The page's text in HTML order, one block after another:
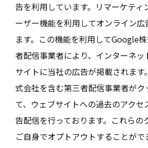
告を利用しています。リマーケティ
ーザー機能を利用してオンライン広
ます。この機能を利用してGoogle
者配信事業者により、インターネッ
サイトに当社の広告が掲載されま
式会社を含む第三者配信事業者がク
て、ウェブサイトへの過去のアクセ
告配信を行っております。これらの
ご自身でオプトアウトすることがで